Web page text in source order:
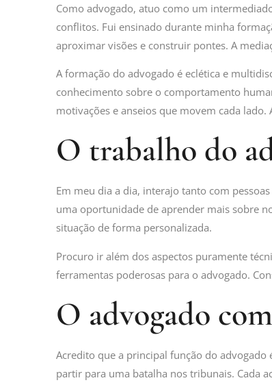
Como advogado, atuo como um
conflitos. Fui ensinado durante minha
aproximar visões e construir pontes. A
A formação do advogado é eclética e
conhecimento sobre o comportamento
motivações e anseios que movem cada
O trabalho do
Em meu dia a dia, interajo tanto com
uma oportunidade de aprender mais sobre
situação de forma personalizada.
Procuro ir além dos aspectos puramente
ferramentas poderosas para o advogado.
O advogado
Acredito que a principal função do advogado
partir para uma batalha nos tribunais. Cada